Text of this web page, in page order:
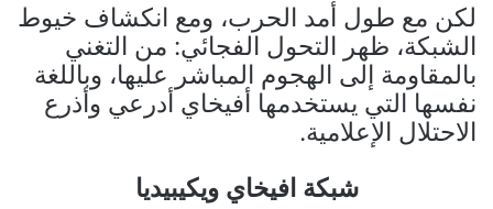
لكن مع طول أمد الحرب، ومع انكشاف خيوط
الشبكة، ظهر التحول الفجائي: من التغني
بالمقاومة إلى الهجوم المباشر عليها، وباللغة
نفسها التي يستخدمها أفيخاي أدرعي وأذرع
الاحتلال الإعلامية.
شبكة افيخاي ويكيبيديا